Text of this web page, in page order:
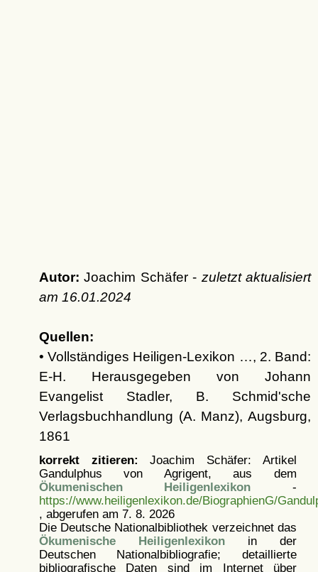
Autor: Joachim Schäfer - zuletzt aktualisiert
am 16.01.2024
Quellen:
• Vollständiges Heiligen-Lexikon …, 2. Band:
E-H. Herausgegeben von Johann
Evangelist Stadler, B. Schmid'sche
Verlagsbuchhandlung (A. Manz), Augsburg,
1861
korrekt zitieren: Joachim Schäfer: Artikel
Gandulphus von Agrigent, aus dem
Ökumenischen Heiligenlexikon -
https://www.heiligenlexikon.de/BiographienG/
, abgerufen am 7. 8. 2026
Die Deutsche Nationalbibliothek verzeichnet das
Ökumenische Heiligenlexikonin der
Deutschen Nationalbibliografie; detaillierte
bibliografische Daten sind im Internet über